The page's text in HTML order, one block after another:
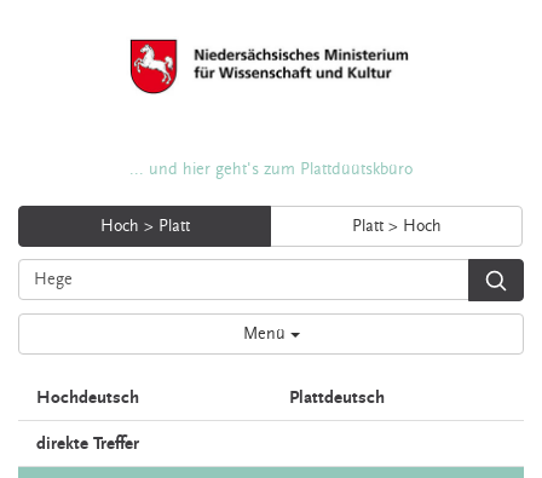
... und hier geht's zum Plattdüütskbüro
Hoch > Platt Platt > Hoch
Menü
Hochdeutsch Plattdeutsch
direkte Treffer